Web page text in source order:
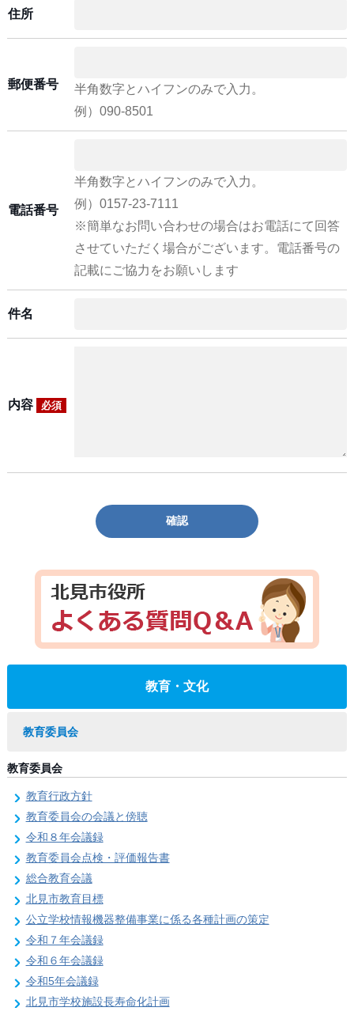
住所
郵便番号
半角数字とハイフンのみで入力。
例）090-8501
電話番号
半角数字とハイフンのみで入力。
例）0157-23-7111
※簡単なお問い合わせの場合はお電話にて回答
させていただく場合がございます。電話番号の
記載にご協力をお願いします
件名
内容 必須
確認
教育・文化
教育委員会
教育委員会
教育行政方針
教育委員会の会議と傍聴
令和８年会議録
教育委員会点検・評価報告書
総合教育会議
北見市教育目標
公立学校情報機器整備事業に係る各種計画の策定
令和７年会議録
令和６年会議録
令和5年会議録
北見市学校施設長寿命化計画